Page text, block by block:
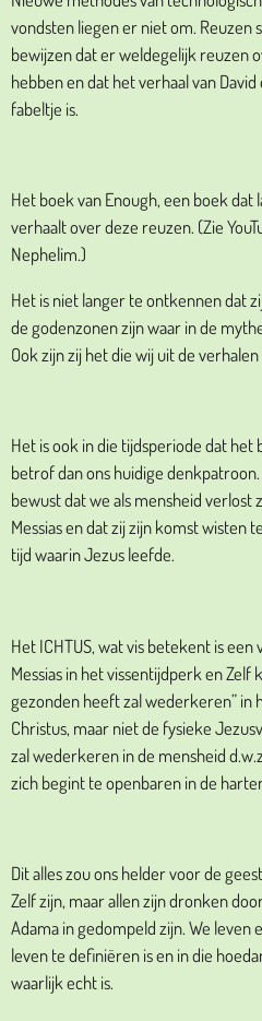
vondsten liegen er niet om.
bewijzen dat er weldegelijk reuzen
hebben en dat het verhaal van
fabeltje is.
Het boek van Enough, een boek
verhaalt over deze reuzen. (Zie
Nephelim.)
Het is niet langer te ontkennen dat
de godenzonen zijn waar in de
Ook zijn zij het die wij uit de
Het is ook in die tijdsperiode dat
betrof dan ons huidige
bewust dat we als mensheid
Messias en dat zij zijn komst wisten
tijd waarin Jezus leefde.
Het ICHTUS, wat vis betekent is
Messias in het vissentijdperk en Zelf
gezonden heeft zal wederkeren” in
Christus, maar niet de fysieke
zal wederkeren in de mensheid
zich begint te openbaren in de
Dit alles zou ons helder voor de
Zelf zijn, maar allen zijn dronken
Adama in gedompeld zijn. We
leven te definiëren is en in die
waarlijk echt is.